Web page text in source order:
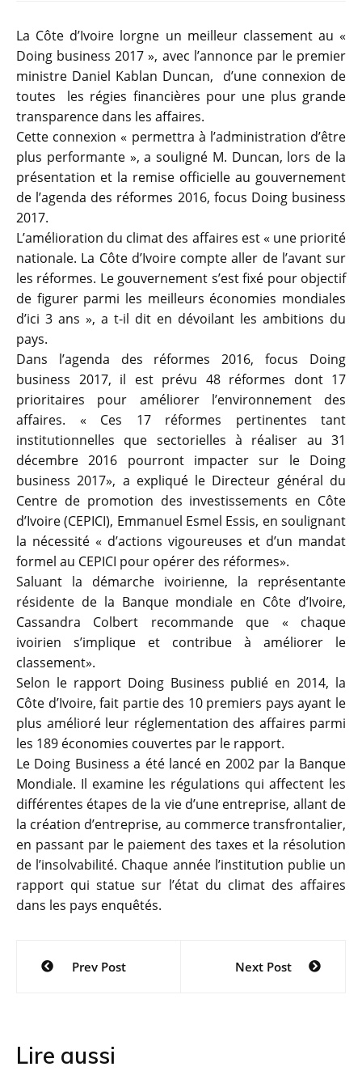
La Côte d’Ivoire lorgne un meilleur classement au «
Doing business 2017 », avec l’annonce par le premier
ministre Daniel Kablan Duncan, d’une connexion de
toutes les régies financières pour une plus grande
transparence dans les affaires.
Cette connexion « permettra à l’administration d’être
plus performante », a souligné M. Duncan, lors de la
présentation et la remise officielle au gouvernement
de l’agenda des réformes 2016, focus Doing business
2017.
L’amélioration du climat des affaires est « une priorité
nationale. La Côte d’Ivoire compte aller de l’avant sur
les réformes. Le gouvernement s’est fixé pour objectif
de figurer parmi les meilleurs économies mondiales
d’ici 3 ans », a t-il dit en dévoilant les ambitions du
pays.
Dans l’agenda des réformes 2016, focus Doing
business 2017, il est prévu 48 réformes dont 17
prioritaires pour améliorer l’environnement des
affaires. « Ces 17 réformes pertinentes tant
institutionnelles que sectorielles à réaliser au 31
décembre 2016 pourront impacter sur le Doing
business 2017», a expliqué le Directeur général du
Centre de promotion des investissements en Côte
d’Ivoire (CEPICI), Emmanuel Esmel Essis, en soulignant
la nécessité « d’actions vigoureuses et d’un mandat
formel au CEPICI pour opérer des réformes».
Saluant la démarche ivoirienne, la représentante
résidente de la Banque mondiale en Côte d’Ivoire,
Cassandra Colbert recommande que « chaque
ivoirien s’implique et contribue à améliorer le
classement».
Selon le rapport Doing Business publié en 2014, la
Côte d’Ivoire, fait partie des 10 premiers pays ayant le
plus amélioré leur réglementation des affaires parmi
les 189 économies couvertes par le rapport.
Le Doing Business a été lancé en 2002 par la Banque
Mondiale. Il examine les régulations qui affectent les
différentes étapes de la vie d’une entreprise, allant de
la création d’entreprise, au commerce transfrontalier,
en passant par le paiement des taxes et la résolution
de l’insolvabilité. Chaque année l’institution publie un
rapport qui statue sur l’état du climat des affaires
dans les pays enquêtés.
Navigation
Prev Post Next Post
Lire aussi